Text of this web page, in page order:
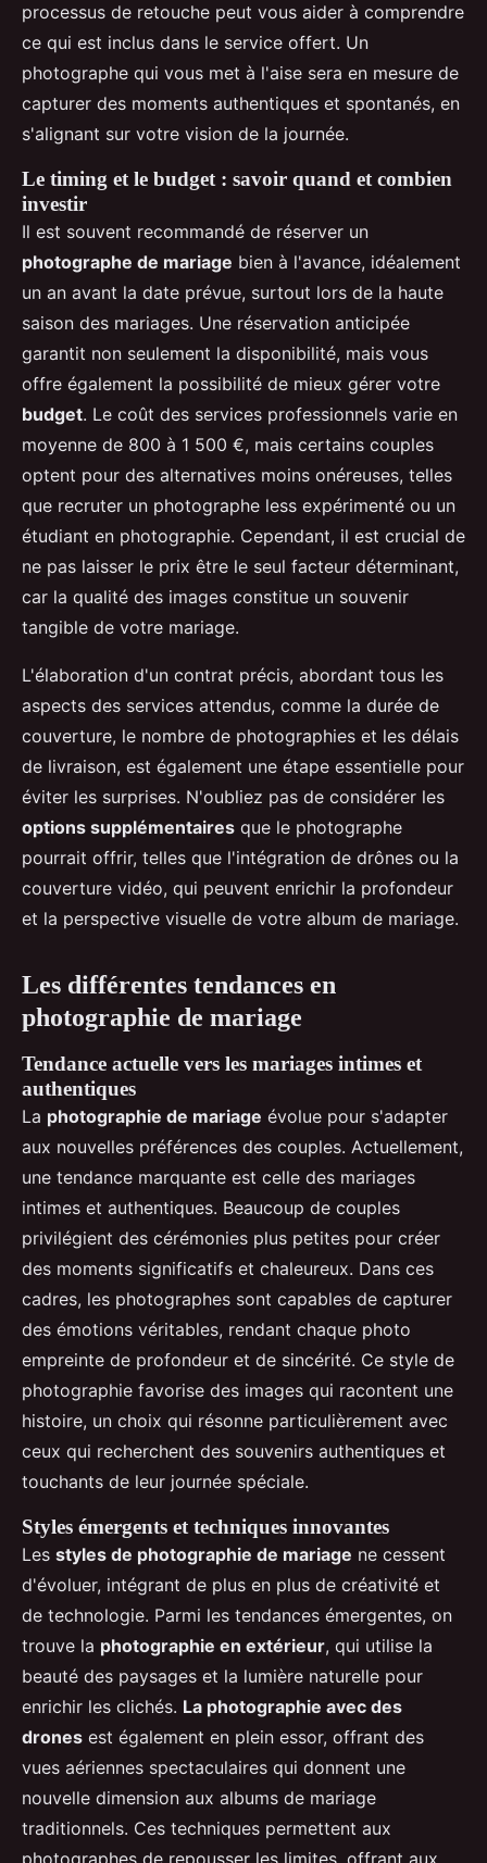
processus de retouche peut vous aider à comprendre
ce qui est inclus dans le service offert. Un
photographe qui vous met à l'aise sera en mesure de
capturer des moments authentiques et spontanés, en
s'alignant sur votre vision de la journée.
Le timing et le budget : savoir quand et combien
investir
Il est souvent recommandé de réserver un
photographe de mariage bien à l'avance, idéalement
un an avant la date prévue, surtout lors de la haute
saison des mariages. Une réservation anticipée
garantit non seulement la disponibilité, mais vous
offre également la possibilité de mieux gérer votre
budget. Le coût des services professionnels varie en
moyenne de 800 à 1 500 €, mais certains couples
optent pour des alternatives moins onéreuses, telles
que recruter un photographe less expérimenté ou un
étudiant en photographie. Cependant, il est crucial de
ne pas laisser le prix être le seul facteur déterminant,
car la qualité des images constitue un souvenir
tangible de votre mariage.
L'élaboration d'un contrat précis, abordant tous les
aspects des services attendus, comme la durée de
couverture, le nombre de photographies et les délais
de livraison, est également une étape essentielle pour
éviter les surprises. N'oubliez pas de considérer les
options supplémentaires que le photographe
pourrait offrir, telles que l'intégration de drônes ou la
couverture vidéo, qui peuvent enrichir la profondeur
et la perspective visuelle de votre album de mariage.
Les différentes tendances en
photographie de mariage
Tendance actuelle vers les mariages intimes et
authentiques
La photographie de mariage évolue pour s'adapter
aux nouvelles préférences des couples. Actuellement,
une tendance marquante est celle des mariages
intimes et authentiques. Beaucoup de couples
privilégient des cérémonies plus petites pour créer
des moments significatifs et chaleureux. Dans ces
cadres, les photographes sont capables de capturer
des émotions véritables, rendant chaque photo
empreinte de profondeur et de sincérité. Ce style de
photographie favorise des images qui racontent une
histoire, un choix qui résonne particulièrement avec
ceux qui recherchent des souvenirs authentiques et
touchants de leur journée spéciale.
Styles émergents et techniques innovantes
Les styles de photographie de mariage ne cessent
d'évoluer, intégrant de plus en plus de créativité et
de technologie. Parmi les tendances émergentes, on
trouve la photographie en extérieur, qui utilise la
beauté des paysages et la lumière naturelle pour
enrichir les clichés. La photographie avec des
drones est également en plein essor, offrant des
vues aériennes spectaculaires qui donnent une
nouvelle dimension aux albums de mariage
traditionnels. Ces techniques permettent aux